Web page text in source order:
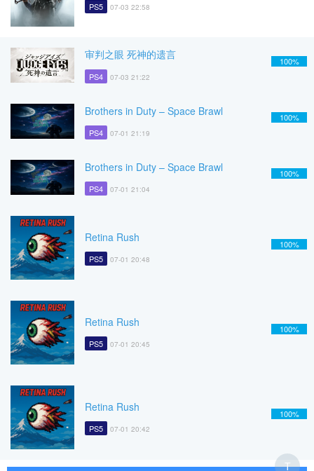
PS5 07-03 22:58
审判之眼 死神的遗言
PS4 07-03 21:22
100%
Brothers in Duty – Space Brawl
PS4 07-01 21:19
100%
Brothers in Duty – Space Brawl
PS4 07-01 21:04
100%
Retina Rush
PS5 07-01 20:48
100%
Retina Rush
PS5 07-01 20:45
100%
Retina Rush
PS5 07-01 20:42
100%
T